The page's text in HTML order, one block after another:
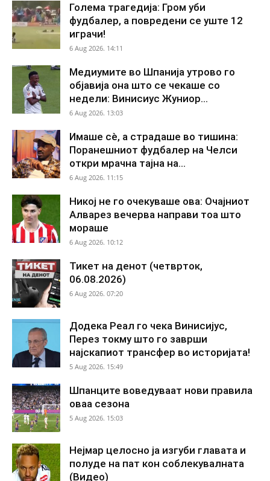
Голема трагедија: Гром уби
фудбалер, а повредени се уште 12
играчи!
6 Aug 2026. 14:11
Медиумите во Шпанија утрово го
објавија она што се чекаше со
недели: Винисиус Жуниор...
6 Aug 2026. 13:03
Имаше сè, а страдаше во тишина:
Поранешниот фудбалер на Челси
откри мрачна тајна на...
6 Aug 2026. 11:15
Никој не го очекуваше ова: Очајниот
Алварез вечерва направи тоа што
мораше
6 Aug 2026. 10:12
Тикет на денот (четврток,
06.08.2026)
6 Aug 2026. 07:20
Додека Реал го чека Винисијус,
Перез токму што го заврши
најскапиот трансфер во историјата!
5 Aug 2026. 15:49
Шпанците воведуваат нови правила
оваа сезона
5 Aug 2026. 15:03
Нејмар целосно ја изгуби главата и
полуде на пат кон соблекувалната
(Видео)